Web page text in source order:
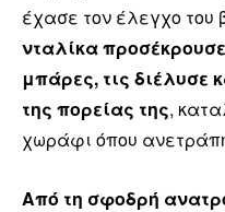
έχασε τον έλεγχο του
νταλίκα
μπάρες, τις διέλυσε
της πορείας της,
χωράφι όπου
Από τη σφοδρή